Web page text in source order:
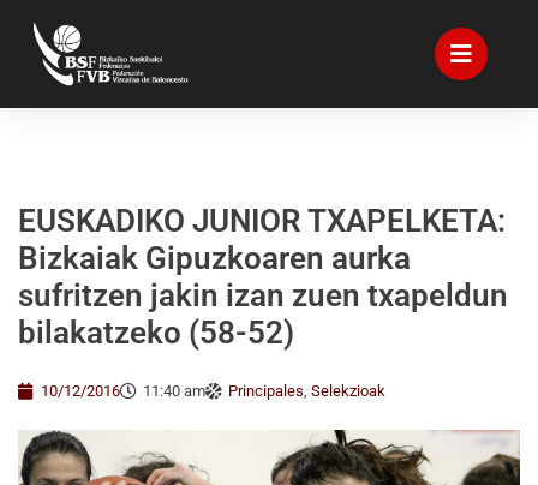
EUSKADIKO JUNIOR TXAPELKETA:
Bizkaiak Gipuzkoaren aurka
sufritzen jakin izan zuen txapeldun
bilakatzeko (58-52)
10/12/2016 11:40 am Principales, Selekzioak